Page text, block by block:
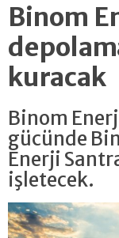
Binom
kuracak
Binom
gücünde
Enerji
işletecek.